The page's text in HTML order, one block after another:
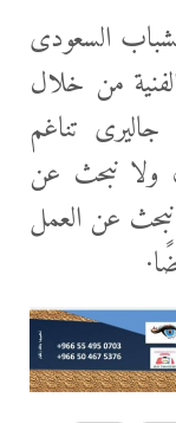
السعودى
من خلال
تناغم
ولا نبحث عن
نبحث عن العمل